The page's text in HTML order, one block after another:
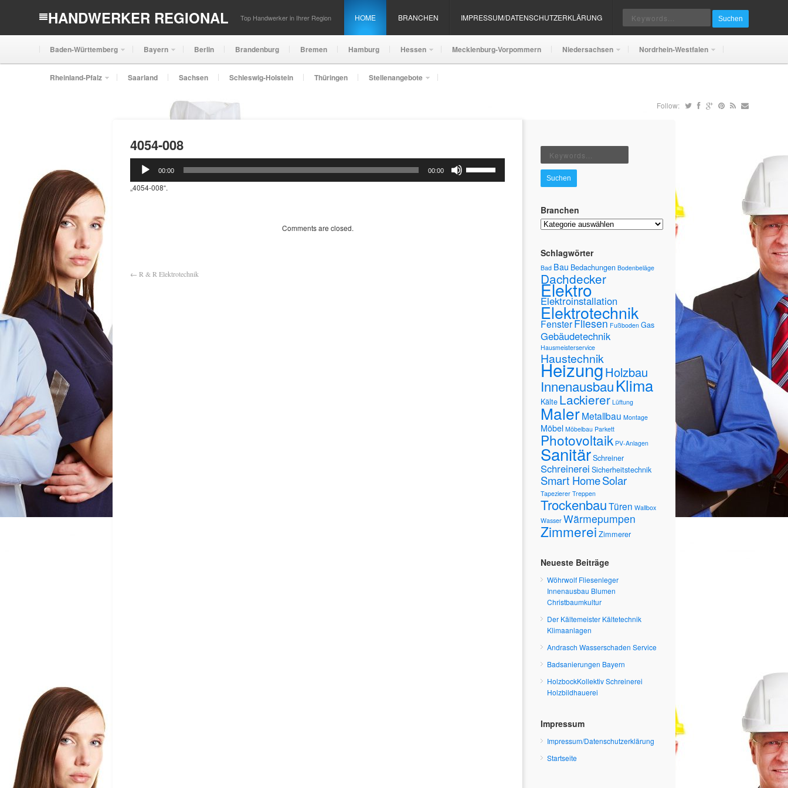
HANDWERKER REGIONAL Top Handwerker in Ihrer Region HOME BRANCHEN IMPRESSUM/DATENSCHUTZERKLÄRUNG Suchen
Baden-Württemberg Bayern Berlin Brandenburg Bremen Hamburg Hessen Mecklenburg-Vorpommern Niedersachsen Nordrhein-Westfalen
Rheinland-Pfalz Saarland Sachsen Schleswig-Holstein Thüringen Stellenangebote
Follow:
4054-008
Audio-
Player
00:00 00:00
Hoch/Runter
„4054-008“.
Comments are closed.
← R & R Elektrotechnik
Suchen
Branchen
Branchen
Schlagwörter
Bad Bau Bedachungen Bodenbeläge
Dachdecker
Elektro
Elektroinstallation
Elektrotechnik
FensterFliesen Fußboden Gas
Gebäudetechnik
Hausmeisterservice
Haustechnik
HeizungHolzbau
InnenausbauKlima
Kälte Lackierer Lüftung
MalerMetallbau Montage
Möbel Möbelbau Parkett
Photovoltaik PV-Anlagen
SanitärSchreiner
Schreinerei Sicherheitstechnik
Smart HomeSolar
Tapezierer Treppen
TrockenbauTüren Wallbox
Wasser Wärmepumpen
Zimmerei Zimmerer
Neueste Beiträge
Wöhrwolf Fliesenleger
Innenausbau Blumen
Christbaumkultur
Der Kältemeister Kältetechnik
Klimaanlagen
Andrasch Wasserschaden Service
Badsanierungen Bayern
HolzbockKollektiv Schreinerei
Holzbildhauerei
Impressum
Impressum/Datenschutzerklärung
Startseite